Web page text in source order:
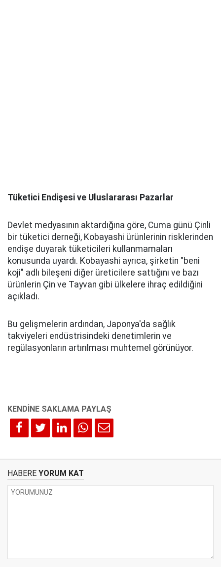
Tüketici Endişesi ve Uluslararası Pazarlar
Devlet medyasının aktardığına göre, Cuma günü Çinli
bir tüketici derneği, Kobayashi ürünlerinin risklerinden
endişe duyarak tüketicileri kullanmamaları
konusunda uyardı. Kobayashi ayrıca, şirketin "beni
koji" adlı bileşeni diğer üreticilere sattığını ve bazı
ürünlerin Çin ve Tayvan gibi ülkelere ihraç edildiğini
açıkladı.
Bu gelişmelerin ardından, Japonya'da sağlık
takviyeleri endüstrisindeki denetimlerin ve
regülasyonların artırılması muhtemel görünüyor.
HABERE YORUM KAT